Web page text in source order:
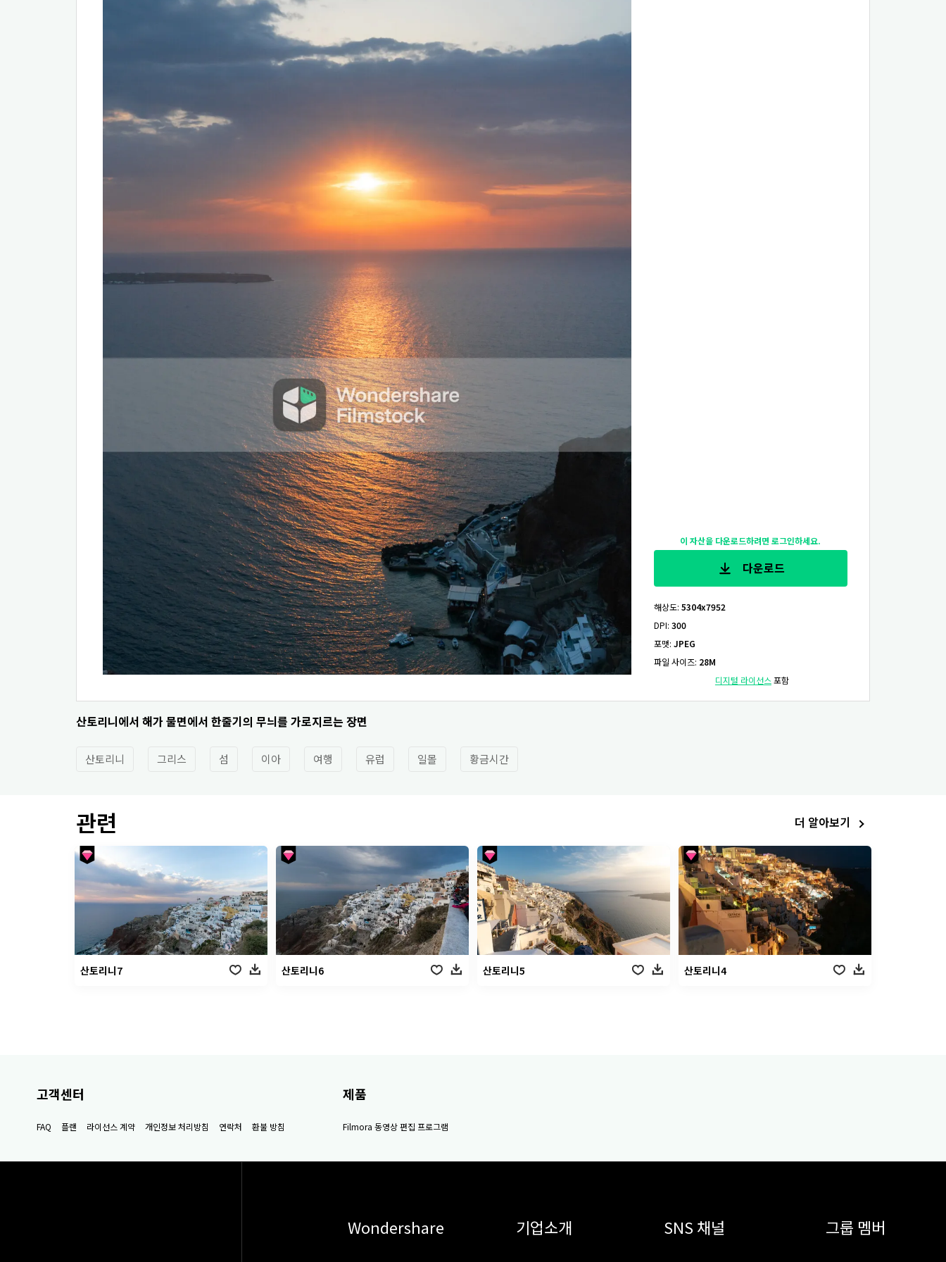
이 자산을 다운로드하려면 로그인하세요.
다운로드
해상도: 5304x7952
DPI: 300
포맷: JPEG
파일 사이즈: 28M
디지털 라이선스 포함
산토리니에서 해가 물면에서 한줄기의 무늬를 가로지르는 장면
산토리니 그리스 섬 이아 여행 유럽 일몰 황금시간
관련 더 알아보기
산토리니7 산토리니6 산토리니5 산토리니4
고객센터
FAQ 플랜 라이선스 계약 개인정보 처리방침 연락처 환불 방침
제품
Filmora 동영상 편집 프로그램
Wondershare 기업소개 SNS 채널 그룹 멤버